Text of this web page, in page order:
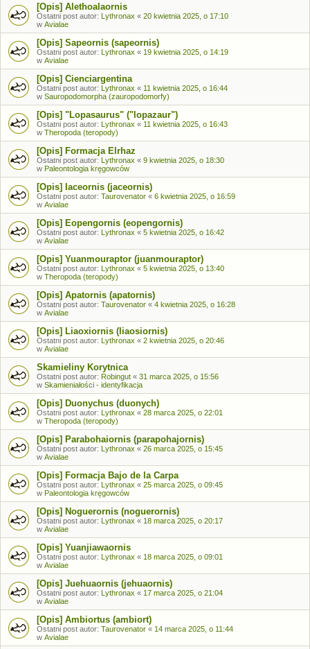
[Opis] Alethoalaornis
Ostatni post autor: Lythronax « 20 kwietnia 2025, o 17:10
w Avialae
[Opis] Sapeornis (sapeornis)
Ostatni post autor: Lythronax « 19 kwietnia 2025, o 14:19
w Avialae
[Opis] Cienciargentina
Ostatni post autor: Lythronax « 11 kwietnia 2025, o 16:44
w Sauropodomorpha (zauropodomorfy)
[Opis] "Lopasaurus" ("lopazaur")
Ostatni post autor: Lythronax « 11 kwietnia 2025, o 16:43
w Theropoda (teropody)
[Opis] Formacja Elrhaz
Ostatni post autor: Lythronax « 9 kwietnia 2025, o 18:30
w Paleontologia kręgowców
[Opis] Iaceornis (jaceornis)
Ostatni post autor: Taurovenator « 6 kwietnia 2025, o 16:59
w Avialae
[Opis] Eopengornis (eopengornis)
Ostatni post autor: Lythronax « 5 kwietnia 2025, o 16:42
w Avialae
[Opis] Yuanmouraptor (juanmouraptor)
Ostatni post autor: Lythronax « 5 kwietnia 2025, o 13:40
w Theropoda (teropody)
[Opis] Apatornis (apatornis)
Ostatni post autor: Taurovenator « 4 kwietnia 2025, o 16:28
w Avialae
[Opis] Liaoxiornis (liaosiornis)
Ostatni post autor: Lythronax « 2 kwietnia 2025, o 20:46
w Avialae
Skamieliny Korytnica
Ostatni post autor: Robingut « 31 marca 2025, o 15:56
w Skamieniałości - identyfikacja
[Opis] Duonychus (duonych)
Ostatni post autor: Lythronax « 28 marca 2025, o 22:01
w Theropoda (teropody)
[Opis] Parabohaiornis (parapohajornis)
Ostatni post autor: Lythronax « 26 marca 2025, o 15:45
w Avialae
[Opis] Formacja Bajo de la Carpa
Ostatni post autor: Lythronax « 25 marca 2025, o 09:45
w Paleontologia kręgowców
[Opis] Noguerornis (noguerornis)
Ostatni post autor: Lythronax « 18 marca 2025, o 20:17
w Avialae
[Opis] Yuanjiawaornis
Ostatni post autor: Lythronax « 18 marca 2025, o 09:01
w Avialae
[Opis] Juehuaornis (jehuaornis)
Ostatni post autor: Lythronax « 17 marca 2025, o 21:04
w Avialae
[Opis] Ambiortus (ambiort)
Ostatni post autor: Taurovenator « 14 marca 2025, o 11:44
w Avialae